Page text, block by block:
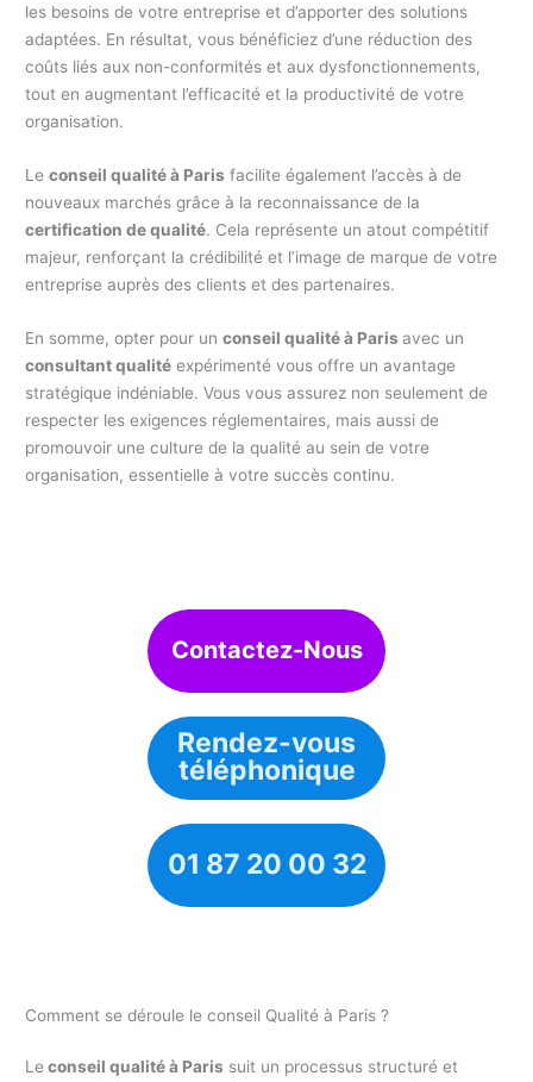
les besoins de votre entreprise et d’apporter des solutions
adaptées. En résultat, vous bénéficiez d’une réduction des
coûts liés aux non-conformités et aux dysfonctionnements,
tout en augmentant l’efficacité et la productivité de votre
organisation.
Leconseil qualité à Paris facilite également l’accès à de
nouveaux marchés grâce à la reconnaissance de la
certification de qualité. Cela représente un atout compétitif
majeur, renforçant la crédibilité et l’image de marque de votre
entreprise auprès des clients et des partenaires.
En somme, opter pour unconseil qualité à Parisavec un
consultant qualité expérimenté vous offre un avantage
stratégique indéniable. Vous vous assurez non seulement de
respecter les exigences réglementaires, mais aussi de
promouvoir une culture de la qualité au sein de votre
organisation, essentielle à votre succès continu.
Contactez-Nous
Rendez-vous
téléphonique
01 87 20 00 32
Comment se déroule le conseil Qualité à Paris ?
Le conseil qualité à Paris suit un processus structuré et